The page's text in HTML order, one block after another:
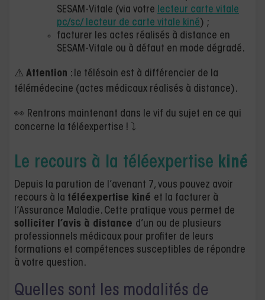
SESAM-Vitale (via votre lecteur carte vitale
pc/sc/ lecteur de carte vitale kiné) ;
facturer les actes réalisés à distance en
SESAM-Vitale ou à défaut en mode dégradé.
⚠️ Attention : le télésoin est à différencier de la
télémédecine (actes médicaux réalisés à distance).
👀 Rentrons maintenant dans le vif du sujet en ce qui
concerne la téléexpertise ! ⤵️
Le recours à la téléexpertise kiné
Depuis la parution de l’avenant 7, vous pouvez avoir
recours à la téléexpertise kiné et la facturer à
l’Assurance Maladie. Cette pratique vous permet de
solliciter l’avis à distance d’un ou de plusieurs
professionnels médicaux pour profiter de leurs
formations et compétences susceptibles de répondre
à votre question.
Quelles sont les modalités de